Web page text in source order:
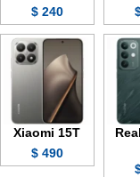
240 $
Xiaomi 15T
490 $